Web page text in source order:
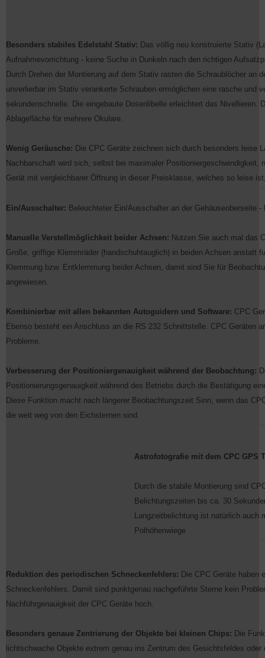
Besonders stabiles Edelstahl Stativ: Das völlig neu konstruierte Stativ
Aufnahmevorrichtung - keine Suche in Dunkeln nach den richtigen
Durch Drehen der Montierung auf dem Stativ rasten die Schraublöcher an
unverlierbar im Stativ verankerte Schrauben ermöglichen eine rasche und
sekundenschnelle. Die eingebaute Dosenlibelle erleichtert das Nivellieren.
Ablagefläche für mehrere Okulare.
Wenig Geräusche: Die CPC Geräte zeichnen sich durch besonders leise
Nachbarschaft wird sich, selbst bei maximaler Positioniergeschwindigkeit,
Gerät mit vergleichbarer Öffnung in dieser Preisklasse, welches so leise
Ein/Ausschalter: Beleuchteter Ein/Ausschalter an der Gehäuseoberseite
Manuelle Verstellmöglichkeit beider Achsen: Nutzen Sie auch mal das
Große, griffige Klemmräder (handschuhtauglich) in beiden Achsen anstatt
Klemmung bzw. Entklemmung beider Achsen, damit sind Sie für
angewiesen.
Kombinierbar mit allen bekannten Autoguidern und Software: CPC
Ebenso besteht ein Anschluss an die RS 232 Schnittstelle. CPC Geräten
Probleme.
Verbesserung der Positioniergenauigkeit während der Beobachtung:
Positionierungsgenauigkeit während des Betriebs durch die Bestätigung
Diese Funktion macht nach längerer Beobachtungszeit Sinn, wenn das
die weit weg von den Eichsternen sind.
Astrofotografie mit dem CPC GPS
Durch die stabile Montierung sind
Belichtungszeiten bis ca. 30
Langzeitbelichtung ist natürlich auch
Polhöhenwiege
Reduktion des periodischen Schneckenfehlers: Die CPC Geräte haben
Schneckenfehlers. Damit sind punktgenau nachgeführte Sterne kein
Nachführgenauigkeit der CPC Geräte hoch.
Besonders genaue Zentrierung der Objekte bei kleinen Chips: Die
lichtschwache Objekte extrem genau ins Zentrum des Gesichtsfeldes